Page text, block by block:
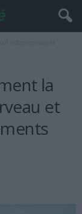
la
et